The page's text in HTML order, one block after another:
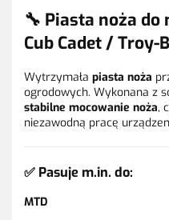
🔧 Piasta noża
Cub Cadet / Troy-
Wytrzymała piasta noża
ogrodowych. Wykonana z
stabilne mocowanie noża,
niezawodną pracę
✅ Pasuje m.in. do:
MTD